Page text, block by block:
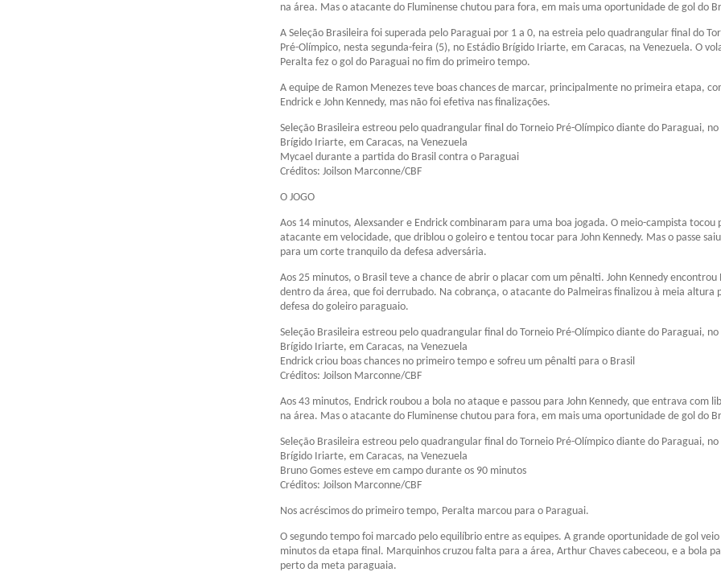
na área. Mas o atacante do Fluminense chutou para fora, em mais uma oportunidade de gol do
A Seleção Brasileira foi superada pelo Paraguai por 1 a 0, na estreia pelo quadrangular final do
Pré-Olímpico, nesta segunda-feira (5), no Estádio Brígido Iriarte, em Caracas, na Venezuela. O
Peralta fez o gol do Paraguai no fim do primeiro tempo.
A equipe de Ramon Menezes teve boas chances de marcar, principalmente no primeira etapa,
Endrick e John Kennedy, mas não foi efetiva nas finalizações.
Seleção Brasileira estreou pelo quadrangular final do Torneio Pré-Olímpico diante do Paraguai, no
Brígido Iriarte, em Caracas, na Venezuela
Mycael durante a partida do Brasil contra o Paraguai
Créditos: Joilson Marconne/CBF
O JOGO
Aos 14 minutos, Alexsander e Endrick combinaram para uma boa jogada. O meio-campista tocou
atacante em velocidade, que driblou o goleiro e tentou tocar para John Kennedy. Mas o passe
para um corte tranquilo da defesa adversária.
Aos 25 minutos, o Brasil teve a chance de abrir o placar com um pênalti. John Kennedy encontrou
dentro da área, que foi derrubado. Na cobrança, o atacante do Palmeiras finalizou à meia altura
defesa do goleiro paraguaio.
Seleção Brasileira estreou pelo quadrangular final do Torneio Pré-Olímpico diante do Paraguai, no
Brígido Iriarte, em Caracas, na Venezuela
Endrick criou boas chances no primeiro tempo e sofreu um pênalti para o Brasil
Créditos: Joilson Marconne/CBF
Aos 43 minutos, Endrick roubou a bola no ataque e passou para John Kennedy, que entrava com
na área. Mas o atacante do Fluminense chutou para fora, em mais uma oportunidade de gol do
Seleção Brasileira estreou pelo quadrangular final do Torneio Pré-Olímpico diante do Paraguai, no
Brígido Iriarte, em Caracas, na Venezuela
Bruno Gomes esteve em campo durante os 90 minutos
Créditos: Joilson Marconne/CBF
Nos acréscimos do primeiro tempo, Peralta marcou para o Paraguai.
O segundo tempo foi marcado pelo equilíbrio entre as equipes. A grande oportunidade de gol veio
minutos da etapa final. Marquinhos cruzou falta para a área, Arthur Chaves cabeceou, e a bola
perto da meta paraguaia.